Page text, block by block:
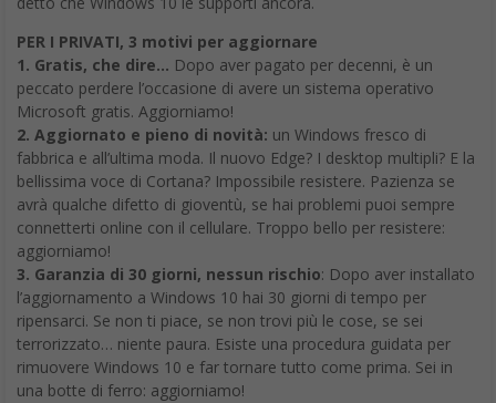
PER I PRIVATI, 3 motivi per aggiornare
1. Gratis, che dire… Dopo aver pagato per decenni, è un
peccato perdere l’occasione di avere un sistema operativo
Microsoft gratis. Aggiorniamo!
2. Aggiornato e pieno di novità: un Windows fresco di
fabbrica e all’ultima moda. Il nuovo Edge? I desktop multipli? E la
bellissima voce di Cortana? Impossibile resistere. Pazienza se
avrà qualche difetto di gioventù, se hai problemi puoi sempre
connetterti online con il cellulare. Troppo bello per resistere:
aggiorniamo!
3. Garanzia di 30 giorni, nessun rischio: Dopo aver installato
l’aggiornamento a Windows 10 hai 30 giorni di tempo per
ripensarci. Se non ti piace, se non trovi più le cose, se sei
terrorizzato… niente paura. Esiste una procedura guidata per
rimuovere Windows 10 e far tornare tutto come prima. Sei in
una botte di ferro: aggiorniamo!